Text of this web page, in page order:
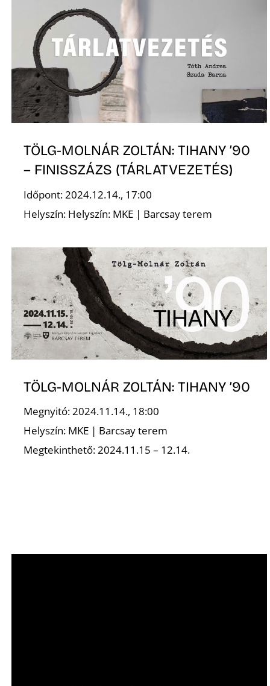
TÖLG-MOLNÁR ZOLTÁN: TIHANY ’90
– FINISSZÁZS (TÁRLATVEZETÉS)
Időpont: 2024.12.14., 17:00
Helyszín: Helyszín: MKE | Barcsay terem
TÖLG-MOLNÁR ZOLTÁN: TIHANY ’90
Megnyitó: 2024.11.14., 18:00
Helyszín: MKE | Barcsay terem
Megtekinthető: 2024.11.15 – 12.14.